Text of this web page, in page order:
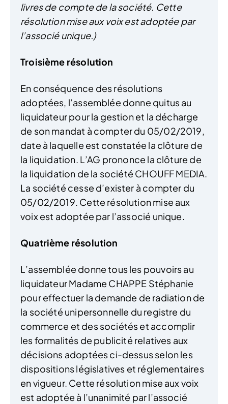
livres de compte de la société. Cette
résolution mise aux voix est adoptéepar
l’associé unique.)
Troisième résolution
En conséquence des résolutions
adoptées, l’assemblée donne quitus au
liquidateur pour la gestion et la décharge
de son mandat à compter du 05/02/2019,
date à laquelle est constatée la clôture de
la liquidation. L’AG prononce la clôture de
la liquidation de la société CHOUFF MEDIA.
La société cesse d’exister à compter du
05/02/2019. Cette résolution mise aux
voix est adoptée par l’associé unique.
Quatrième résolution
L’assemblée donne tous les pouvoirs au
liquidateur Madame CHAPPE Stéphanie
pour effectuer la demande de radiation de
la société unipersonnelle du registre du
commerce et des sociétés et accomplir
les formalités de publicité relatives aux
décisions adoptées ci-dessus selon les
dispositions législatives et réglementaires
en vigueur. Cette résolution mise aux voix
est adoptée à l’unanimité par l’associé